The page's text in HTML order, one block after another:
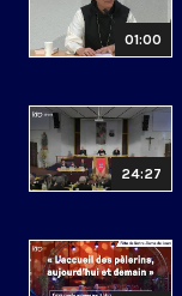
01:00
24:27